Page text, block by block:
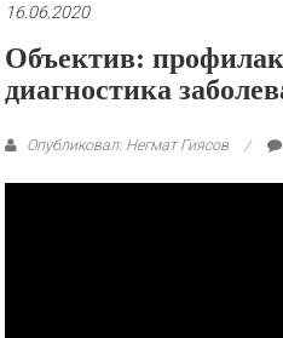
16.06.2020
Объектив:
диагностика
Опубликовал: Негмат Гиясов